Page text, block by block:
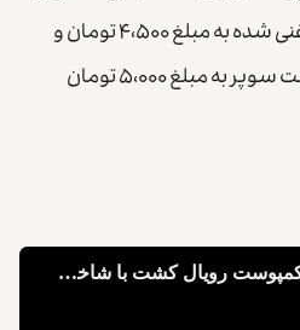
معادل ۴،۰۰۰ تومان و از نوع غنی شده به مبلغ ۴،۵۰۰ تومان و
قیمت یک کیلو ورمی کمپوست سوپر به مبلغ ۵،۰۰۰ تومان